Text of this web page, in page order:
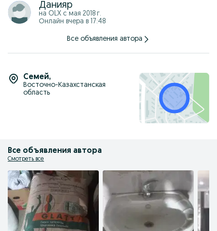
Данияр
на OLX с мая 2018 г.
Онлайн вчера в 17:48
Все объявления автора
Семей,
Восточно-Казахстанская
область
Все объявления автора
Смотреть все